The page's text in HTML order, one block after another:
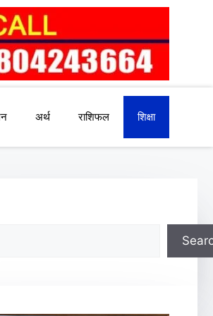
अर्थ राशिफल शिक्षा